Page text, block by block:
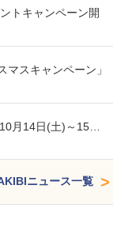
トキャンペーン開
スキャンペーン」
月14日(土)～15…
ニュース一覧